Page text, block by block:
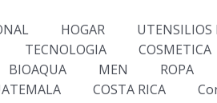
HOGAR
UTENSILIOS
TECNOLOGIA
COSMETICA
BIOAQUA MEN ROPA
COSTA RICA